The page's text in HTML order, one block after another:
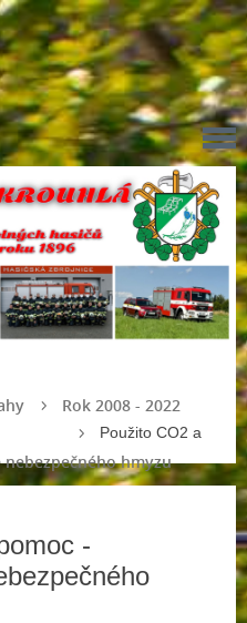
Rok 2008 - 2022
hmyzu
Použito CO2 a
-